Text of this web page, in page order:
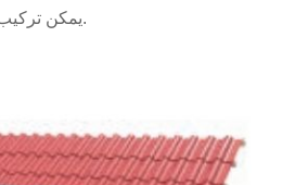
يمكن تركيب القضبان والملحقات بأقوى اللوحات في ظروف مختلفة.